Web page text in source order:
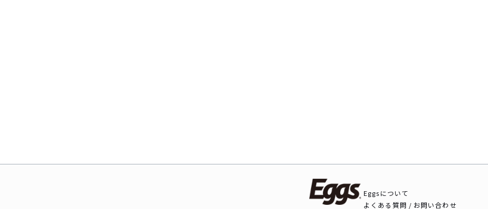
Eggsについて
よくある質問 / お問い合わせ